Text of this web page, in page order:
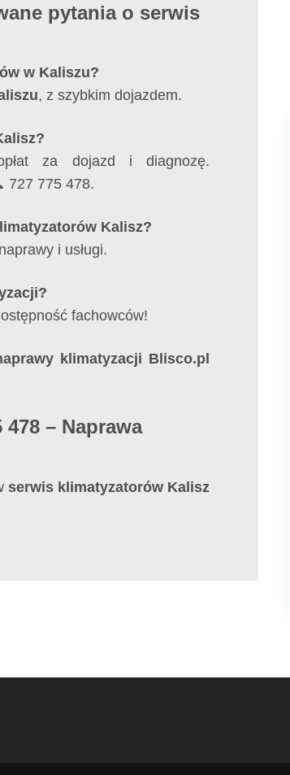
pytania o serwis
w Kaliszu?
, z szybkim dojazdem.
za dojazd i diagnozę.
727 775 478.
Kalisz?
i usługi.
fachowców!
klimatyzacji Blisco.pl
478 – Naprawa
serwis klimatyzatorów Kalisz